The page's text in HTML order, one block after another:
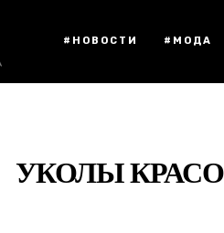
#НОВОСТИ #МОДА
УКОЛЫ